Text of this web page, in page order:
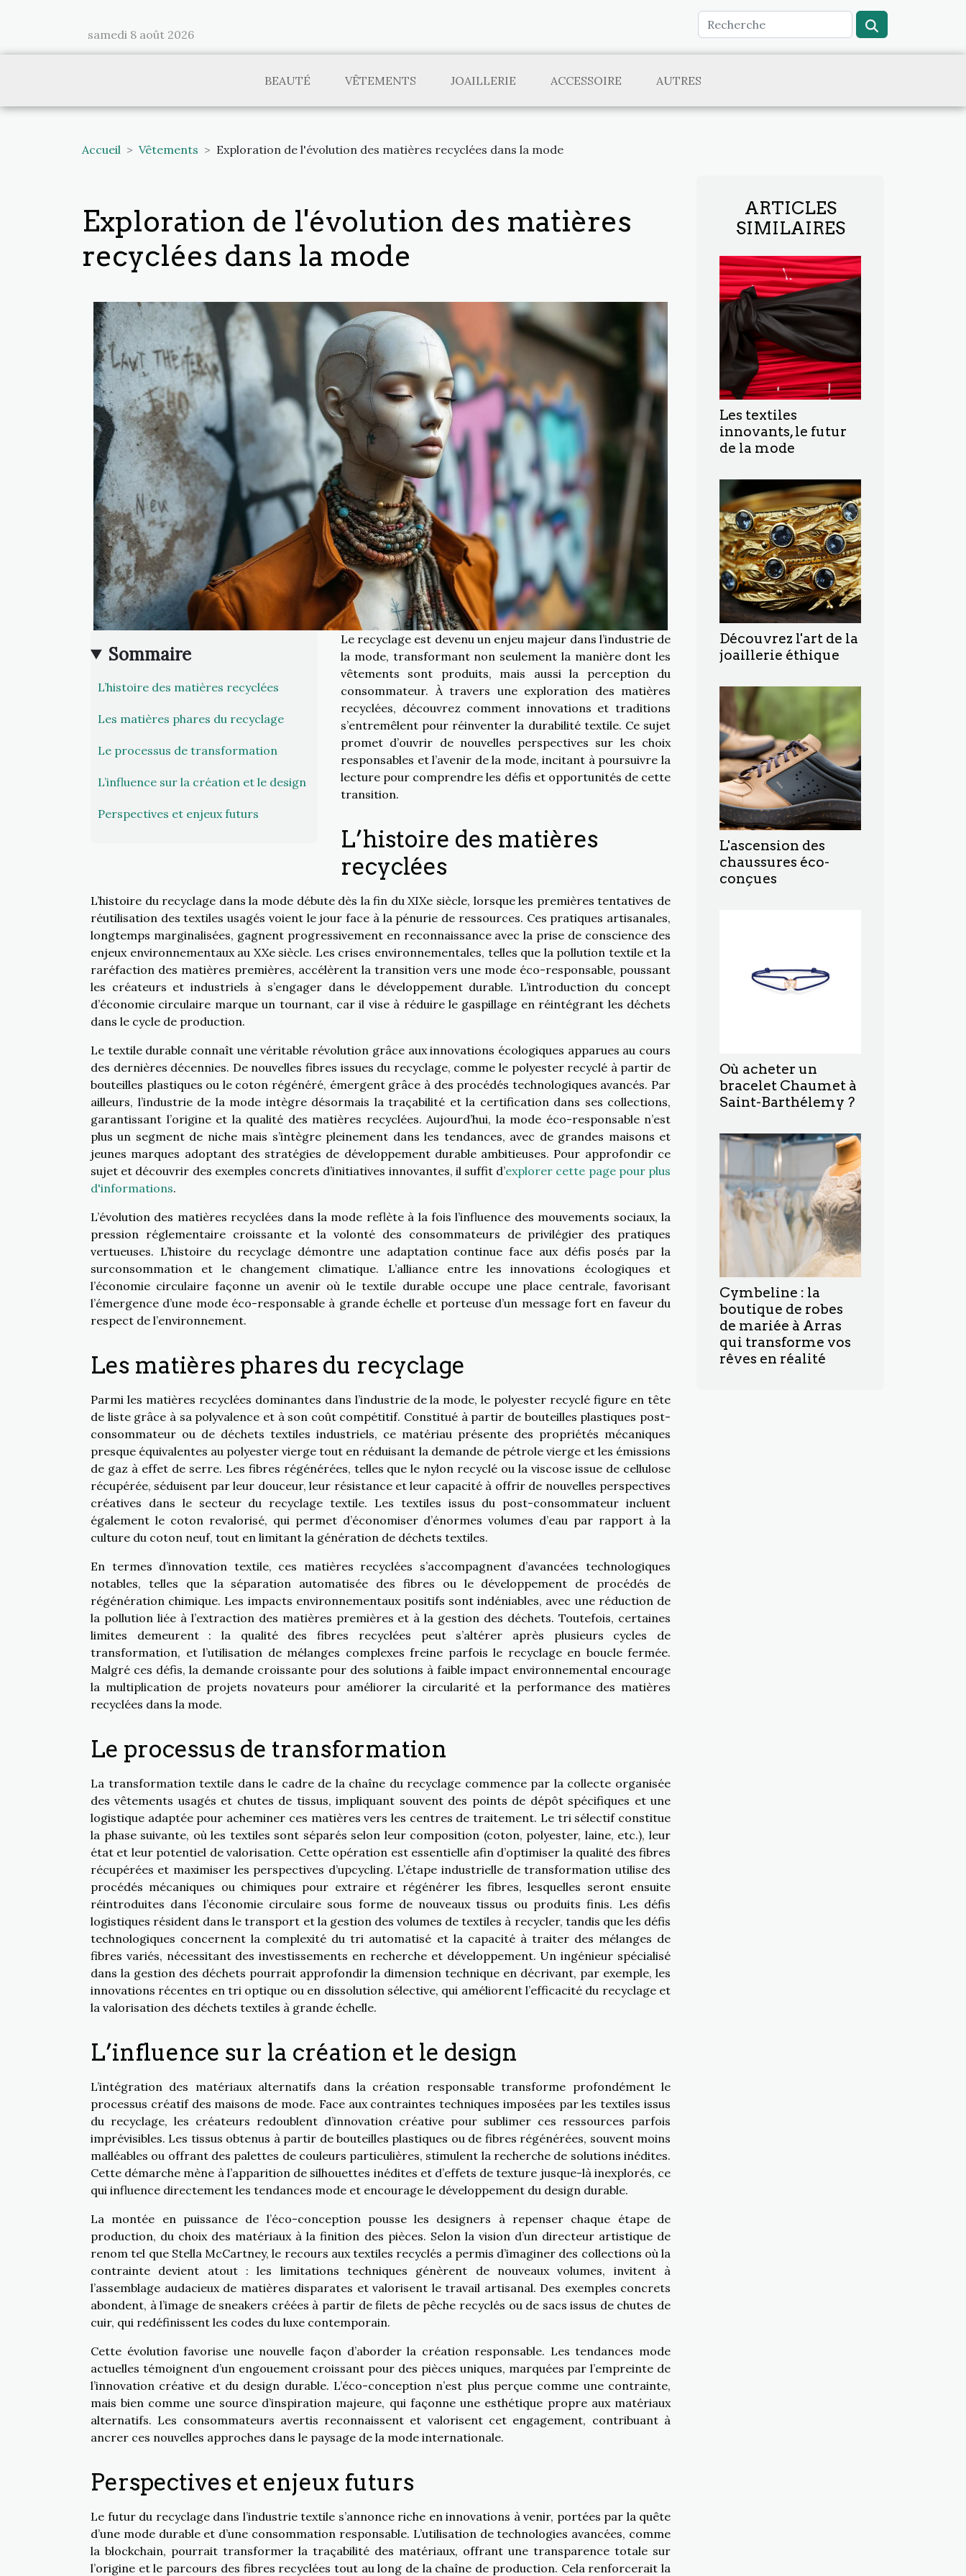
samedi 8 août 2026
BEAUTÉ VÊTEMENTS JOAILLERIE ACCESSOIRE AUTRES
Accueil Vêtements Exploration de l'évolution des matières recyclées dans la mode
Exploration de l'évolution des matières
recyclées dans la mode
Sommaire
L’histoire des matières recyclées
Les matières phares du recyclage
Le processus de transformation
L’influence sur la création et le design
Perspectives et enjeux futurs
Le recyclage est devenu un enjeu majeur dans l’industrie de
la mode, transformant non seulement la manière dont les
vêtements sont produits, mais aussi la perception du
consommateur. À travers une exploration des matières
recyclées, découvrez comment innovations et traditions
s’entremêlent pour réinventer la durabilité textile. Ce sujet
promet d’ouvrir de nouvelles perspectives sur les choix
responsables et l’avenir de la mode, incitant à poursuivre la
lecture pour comprendre les défis et opportunités de cette
transition.
L’histoire des matières
recyclées
L’histoire du recyclage dans la mode débute dès la fin du XIXe siècle, lorsque les premières tentatives de
réutilisation des textiles usagés voient le jour face à la pénurie de ressources. Ces pratiques artisanales,
longtemps marginalisées, gagnent progressivement en reconnaissance avec la prise de conscience des
enjeux environnementaux au XXe siècle. Les crises environnementales, telles que la pollution textile et la
raréfaction des matières premières, accélèrent la transition vers une mode éco-responsable, poussant
les créateurs et industriels à s’engager dans le développement durable. L’introduction du concept
d’économie circulaire marque un tournant, car il vise à réduire le gaspillage en réintégrant les déchets
dans le cycle de production.
Le textile durable connaît une véritable révolution grâce aux innovations écologiques apparues au cours
des dernières décennies. De nouvelles fibres issues du recyclage, comme le polyester recyclé à partir de
bouteilles plastiques ou le coton régénéré, émergent grâce à des procédés technologiques avancés. Par
ailleurs, l’industrie de la mode intègre désormais la traçabilité et la certification dans ses collections,
garantissant l’origine et la qualité des matières recyclées. Aujourd’hui, la mode éco-responsable n’est
plus un segment de niche mais s’intègre pleinement dans les tendances, avec de grandes maisons et
jeunes marques adoptant des stratégies de développement durable ambitieuses. Pour approfondir ce
sujet et découvrir des exemples concrets d’initiatives innovantes, il suffit d’explorer cette page pour plus
d'informations.
L’évolution des matières recyclées dans la mode reflète à la fois l’influence des mouvements sociaux, la
pression réglementaire croissante et la volonté des consommateurs de privilégier des pratiques
vertueuses. L’histoire du recyclage démontre une adaptation continue face aux défis posés par la
surconsommation et le changement climatique. L’alliance entre les innovations écologiques et
l’économie circulaire façonne un avenir où le textile durable occupe une place centrale, favorisant
l’émergence d’une mode éco-responsable à grande échelle et porteuse d’un message fort en faveur du
respect de l’environnement.
Les matières phares du recyclage
Parmi les matières recyclées dominantes dans l’industrie de la mode, le polyester recyclé figure en tête
de liste grâce à sa polyvalence et à son coût compétitif. Constitué à partir de bouteilles plastiques post-
consommateur ou de déchets textiles industriels, ce matériau présente des propriétés mécaniques
presque équivalentes au polyester vierge tout en réduisant la demande de pétrole vierge et les émissions
de gaz à effet de serre. Les fibres régénérées, telles que le nylon recyclé ou la viscose issue de cellulose
récupérée, séduisent par leur douceur, leur résistance et leur capacité à offrir de nouvelles perspectives
créatives dans le secteur du recyclage textile. Les textiles issus du post-consommateur incluent
également le coton revalorisé, qui permet d’économiser d’énormes volumes d’eau par rapport à la
culture du coton neuf, tout en limitant la génération de déchets textiles.
En termes d’innovation textile, ces matières recyclées s’accompagnent d’avancées technologiques
notables, telles que la séparation automatisée des fibres ou le développement de procédés de
régénération chimique. Les impacts environnementaux positifs sont indéniables, avec une réduction de
la pollution liée à l’extraction des matières premières et à la gestion des déchets. Toutefois, certaines
limites demeurent : la qualité des fibres recyclées peut s’altérer après plusieurs cycles de
transformation, et l’utilisation de mélanges complexes freine parfois le recyclage en boucle fermée.
Malgré ces défis, la demande croissante pour des solutions à faible impact environnemental encourage
la multiplication de projets novateurs pour améliorer la circularité et la performance des matières
recyclées dans la mode.
Le processus de transformation
La transformation textile dans le cadre de la chaîne du recyclage commence par la collecte organisée
des vêtements usagés et chutes de tissus, impliquant souvent des points de dépôt spécifiques et une
logistique adaptée pour acheminer ces matières vers les centres de traitement. Le tri sélectif constitue
la phase suivante, où les textiles sont séparés selon leur composition (coton, polyester, laine, etc.), leur
état et leur potentiel de valorisation. Cette opération est essentielle afin d’optimiser la qualité des fibres
récupérées et maximiser les perspectives d’upcycling. L’étape industrielle de transformation utilise des
procédés mécaniques ou chimiques pour extraire et régénérer les fibres, lesquelles seront ensuite
réintroduites dans l’économie circulaire sous forme de nouveaux tissus ou produits finis. Les défis
logistiques résident dans le transport et la gestion des volumes de textiles à recycler, tandis que les défis
technologiques concernent la complexité du tri automatisé et la capacité à traiter des mélanges de
fibres variés, nécessitant des investissements en recherche et développement. Un ingénieur spécialisé
dans la gestion des déchets pourrait approfondir la dimension technique en décrivant, par exemple, les
innovations récentes en tri optique ou en dissolution sélective, qui améliorent l’efficacité du recyclage et
la valorisation des déchets textiles à grande échelle.
L’influence sur la création et le design
L’intégration des matériaux alternatifs dans la création responsable transforme profondément le
processus créatif des maisons de mode. Face aux contraintes techniques imposées par les textiles issus
du recyclage, les créateurs redoublent d’innovation créative pour sublimer ces ressources parfois
imprévisibles. Les tissus obtenus à partir de bouteilles plastiques ou de fibres régénérées, souvent moins
malléables ou offrant des palettes de couleurs particulières, stimulent la recherche de solutions inédites.
Cette démarche mène à l’apparition de silhouettes inédites et d’effets de texture jusque-là inexplorés, ce
qui influence directement les tendances mode et encourage le développement du design durable.
La montée en puissance de l’éco-conception pousse les designers à repenser chaque étape de
production, du choix des matériaux à la finition des pièces. Selon la vision d’un directeur artistique de
renom tel que Stella McCartney, le recours aux textiles recyclés a permis d’imaginer des collections où la
contrainte devient atout : les limitations techniques génèrent de nouveaux volumes, invitent à
l’assemblage audacieux de matières disparates et valorisent le travail artisanal. Des exemples concrets
abondent, à l’image de sneakers créées à partir de filets de pêche recyclés ou de sacs issus de chutes de
cuir, qui redéfinissent les codes du luxe contemporain.
Cette évolution favorise une nouvelle façon d’aborder la création responsable. Les tendances mode
actuelles témoignent d’un engouement croissant pour des pièces uniques, marquées par l’empreinte de
l’innovation créative et du design durable. L’éco-conception n’est plus perçue comme une contrainte,
mais bien comme une source d’inspiration majeure, qui façonne une esthétique propre aux matériaux
alternatifs. Les consommateurs avertis reconnaissent et valorisent cet engagement, contribuant à
ancrer ces nouvelles approches dans le paysage de la mode internationale.
Perspectives et enjeux futurs
Le futur du recyclage dans l’industrie textile s’annonce riche en innovations à venir, portées par la quête
d’une mode durable et d’une consommation responsable. L’utilisation de technologies avancées, comme
la blockchain, pourrait transformer la traçabilité des matériaux, offrant une transparence totale sur
l’origine et le parcours des fibres recyclées tout au long de la chaîne de production. Cela renforcerait la
ARTICLES
SIMILAIRES
Les textiles
innovants, le futur
de la mode
Découvrez l'art de la
joaillerie éthique
L'ascension des
chaussures éco-
conçues
Où acheter un
bracelet Chaumet à
Saint-Barthélemy ?
Cymbeline : la
boutique de robes
de mariée à Arras
qui transforme vos
rêves en réalité